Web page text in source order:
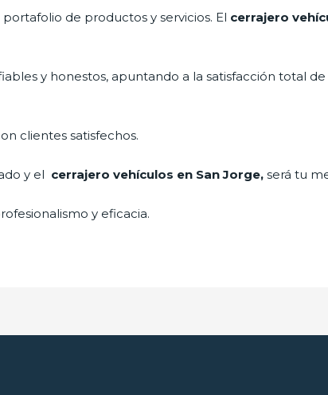
de productos y servicios. El cerrajero
y honestos, apuntando a la satisfacción total
clientes satisfechos.
y el cerrajero vehículos en San Jorge,será tu
y eficacia.